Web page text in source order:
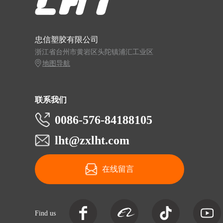
忠信塑胶有限公司
浙江省台州市黄岩区头陀镇浦汇工业区
地图导航
联系我们
0086-576-84188105
lht@zxlht.com
在线留言
Find us